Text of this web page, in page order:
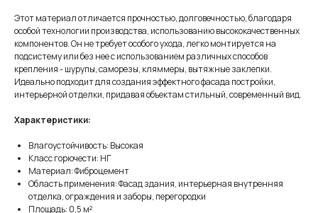
Этот материал отличается прочностью, долговечностью, благодаря
особой технологии производства, использованию высококачественных
компонентов. Он не требует особого ухода, легко монтируется на
подсистему или без нее с использованием различных способов
крепления - шурупы, саморезы, кляммеры, вытяжные заклепки.
Идеально подходит для создания эффектного фасада постройки,
интерьерной отделки, придавая объектам стильный, современный вид.
Характеристики:
Влагоустойчивость: Высокая
Класс горючести: НГ
Материал: Фиброцемент
Область применения: Фасад здания, интерьерная внутренняя
отделка, ограждения и заборы, перегородки
Площадь: 0,5 м²